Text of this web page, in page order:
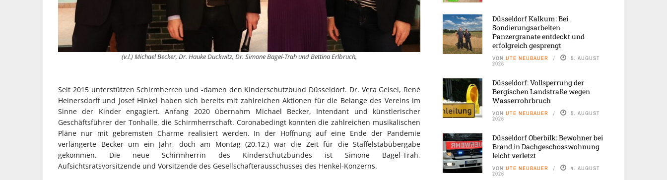
(v.l.) Michael Becker, Dr. Hauke Duckwitz, Dr. Simone Bagel-Trah und Bettina Erlbruch,
Seit 2015 unterstützen Schirmherren und -damen den Kinderschutzbund Düsseldorf. Dr. Vera Geisel, René
Heinersdorff und Josef Hinkel haben sich bereits mit zahlreichen Aktionen für die Belange des Vereins im
Sinne der Kinder engagiert. Anfang 2020 übernahm Michael Becker, Intendant und künstlerischer
Geschäftsführer der Tonhalle, die Schirmherrschaft. Coronabedingt konnten die zahlreichen musikalischen
Pläne nur mit gebremsten Charme realisiert werden. In der Hoffnung auf eine Ende der Pandemie
verlängerte Becker um ein Jahr, doch am Montag (20.12.) war die Zeit für die Staffelstabübergabe
gekommen. Die neue Schirmherrin des Kinderschutzbundes ist Simone Bagel-Trah,
Aufsichtsratsvorsitzende und Vorsitzende des Gesellschafterausschusses des Henkel-Konzerns.
Düsseldorf Kalkum: Bei
Sondierungsarbeiten
Panzergranate entdeckt und
erfolgreich gesprengt
VON UTE NEUBAUER 5. AUGUST
2026
Düsseldorf: Vollsperrung der
Bergischen Landstraße wegen
Wasserrohrbruch
VON UTE NEUBAUER 5. AUGUST
2026
Düsseldorf Oberbilk: Bewohner bei
Brand in Dachgeschosswohnung
leicht verletzt
VON UTE NEUBAUER 4. AUGUST
2026